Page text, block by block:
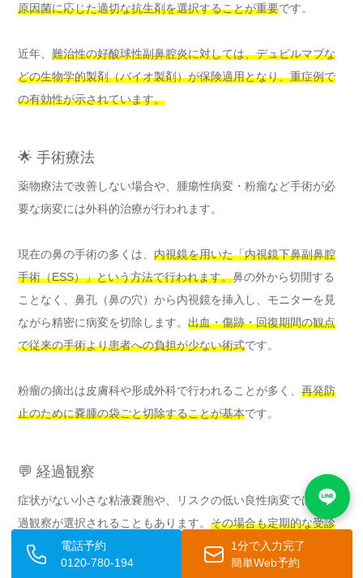
原因菌に応じた適切な抗生剤を選択することが重要です。
近年、 難治性の好酸球性副鼻腔炎に対しては、デュピルマブな
どの生物学的製剤（バイオ製剤）が保険適用となり、重症例で
の有効性が示されています。
🌟 手術療法
薬物療法で改善しない場合や、腫瘍性病変・粉瘤など手術が必
要な病変には外科的治療が行われます。
現在の鼻の手術の多くは、 内視鏡を用いた「内視鏡下鼻副鼻腔
手術（ESS）」という方法で行われます。鼻の外から切開する
ことなく、鼻孔（鼻の穴）から内視鏡を挿入し、モニターを見
ながら精密に病変を切除します。 出血・傷跡・回復期間の観点
で従来の手術より患者への負担が少ない術式です。
粉瘤の摘出は皮膚科や形成外科で行われることが多く、 再発防
止のために嚢腫の袋ごと切除することが基本です。
💬 経過観察
症状がない小さな粘液嚢胞や、リスクの低い良性病変では、経
過観察が選択されることもあります。 その場合も定期的な受診
で変化がないかを確認することが大切です。
電話予約
0120-780-194
1分で入力完了
簡単Web予約